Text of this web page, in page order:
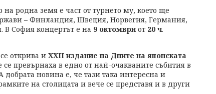
родна земя е част от турнето му, което ще
– Финландия, Швеция, Норвегия, Германия,
София концертът е на 9 октомвриот 20 ч.
открива и ХХII издание на Дните на японската
се превърнаха в едно от най-очакваните събития в
новина е, че тази така интересна и
на столицата и вече се представя и в други